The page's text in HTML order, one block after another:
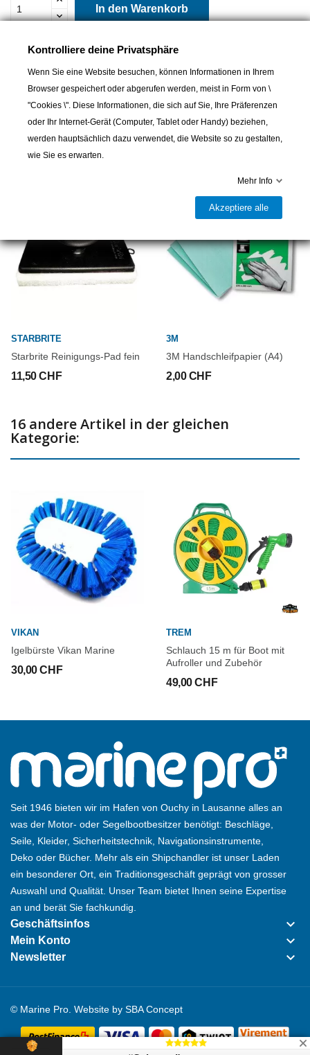
In den Warenkorb
Lieferbar und im Laden erhältlich
Teilen
weitere Produkte
STARBRITE
Starbrite Reinigungs-Pad fein
11,50 CHF
3M
3M Handschleifpapier (A4)
2,00 CHF
16 andere Artikel in der gleichen
Kategorie:
VIKAN
Igelbürste Vikan Marine
30,00 CHF
TREM
Schlauch 15 m für Boot mit
Aufroller und Zubehör
49,00 CHF
Seit 1946 bieten wir im Hafen von Ouchy in Lausanne alles an
was der Motor- oder Segelbootbesitzer benötigt: Beschläge,
Seile, Kleider, Sicherheitstechnik, Navigationsinstrumente,
Deko oder Bücher. Mehr als ein Shipchandler ist unser Laden
ein besonderer Ort, ein Traditionsgeschäft geprägt von grosser
Auswahl und Qualität. Unser Team bietet Ihnen seine Expertise
an und berät Sie fachkundig.
Geschäftsinfos keyboard_arrow_down
Mein Konto keyboard_arrow_down
Newsletter keyboard_arrow_down
© Marine Pro. Website by SBA Concept
Kontrolliere deine Privatsphäre
Wenn Sie eine Website besuchen, können Informationen in Ihrem
Browser gespeichert oder abgerufen werden, meist in Form von \
"Cookies \". Diese Informationen, die sich auf Sie, Ihre Präferenzen
oder Ihr Internet-Gerät (Computer, Tablet oder Handy) beziehen,
werden hauptsächlich dazu verwendet, die Website so zu gestalten,
wie Sie es erwarten.
Mehr Info
Akzeptiere alle